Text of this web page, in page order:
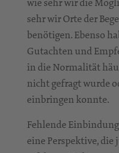
sehr wir Orte der
benötigen. Ebenso
Gutachten und
in die Normalität
nicht gefragt wurde
einbringen konnte.
Fehlende
eine Perspektive,